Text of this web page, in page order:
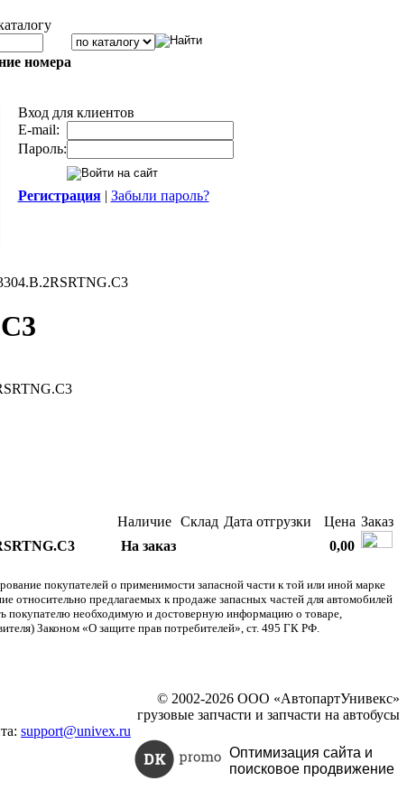
номера
Вход для клиентов
E-mail:
Пароль:
Регистрация| Забыли пароль?
Наличие Склад Дата отгрузки Цена Заказ
На заказ 0,00
покупателей о применимости запасной части к той или иной марке
относительно предлагаемых к продаже запасных частей для автомобилей
покупателю необходимую и достоверную информацию о товаре,
Законом «О защите прав потребителей», ст. 495 ГК РФ.
support@univex.ru
© 2002-2026 ООО «АвтопартУнивекс»
грузовые запчасти и запчасти на автобусы
Оптимизация сайта и
поисковое продвижение